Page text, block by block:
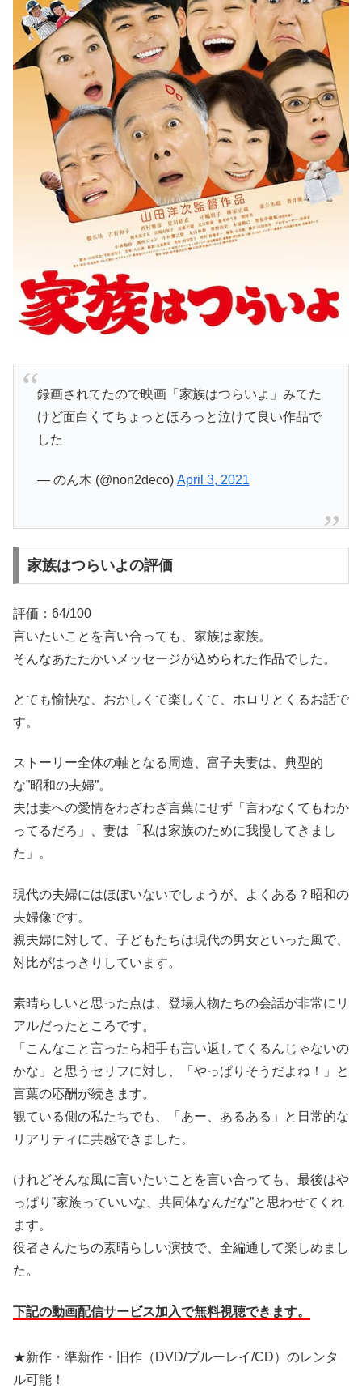
録画されてたので映画「家族はつらいよ」みてた
けど面白くてちょっとほろっと泣けて良い作品で
した
— のん木 (@non2deco) April 3, 2021
家族はつらいよの評価
評価：64/100
言いたいことを言い合っても、家族は家族。
そんなあたたかいメッセージが込められた作品でした。
とても愉快な、おかしくて楽しくて、ホロリとくるお話で
す。
ストーリー全体の軸となる周造、富子夫妻は、典型的
な”昭和の夫婦”。
夫は妻への愛情をわざわざ言葉にせず「言わなくてもわか
ってるだろ」、妻は「私は家族のために我慢してきまし
た」。
現代の夫婦にはほぼいないでしょうが、よくある？昭和の
夫婦像です。
親夫婦に対して、子どもたちは現代の男女といった風で、
対比がはっきりしています。
素晴らしいと思った点は、登場人物たちの会話が非常にリ
アルだったところです。
「こんなこと言ったら相手も言い返してくるんじゃないの
かな」と思うセリフに対し、「やっぱりそうだよね！」と
言葉の応酬が続きます。
観ている側の私たちでも、「あー、あるある」と日常的な
リアリティに共感できました。
けれどそんな風に言いたいことを言い合っても、最後はや
っぱり”家族っていいな、共同体なんだな”と思わせてくれ
ます。
役者さんたちの素晴らしい演技で、全編通して楽しめまし
た。
下記の動画配信サービス加入で無料視聴できます。
★新作・準新作・旧作（DVD/ブルーレイ/CD）のレンタ
ル可能！